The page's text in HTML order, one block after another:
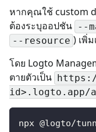
หากคุณใช้ custom
ต้องระบุออปชัน --
--resource ) เพิ่ม
โดย Logto
ตายตัวเป็น
id>.logto.app/
npx @logto/